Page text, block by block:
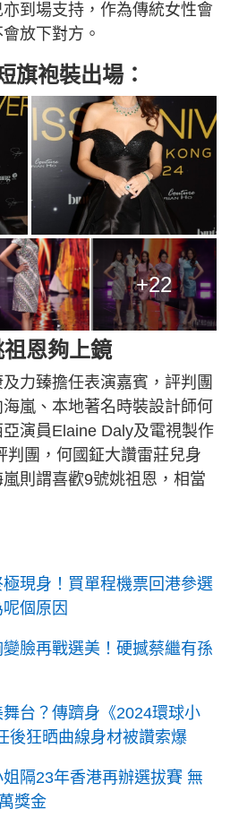
到場支持，作為傳統女性會
放下對方。
旗袍裝出場：
+22
恩夠上鏡
力臻擔任表演嘉賓，評判團
嵐、本地著名時裝設計師何
演員Elaine Daly及電視製作
判團，何國鉦大讚雷莊兒身
則謂喜歡9號姚祖恩，相當
極現身！買單程機票回港參選
個原因
臉再戰選美！硬撼蔡繼有孫
舞台？傳躋身《2024環球小
後狂晒曲線身材被讚索爆
隔23年香港再辦選拔賽 無
獎金